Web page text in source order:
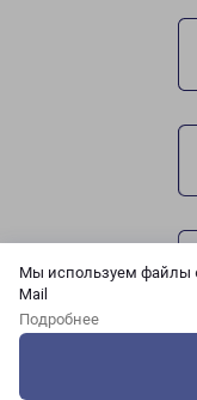
Мы используем файлы
Mail
Подробнее